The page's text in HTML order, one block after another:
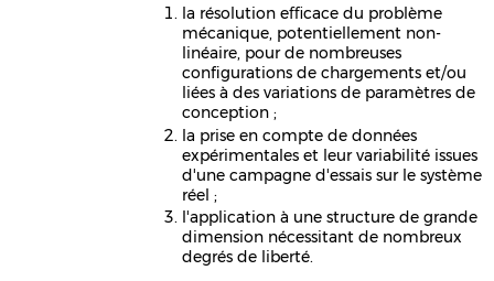
la résolution eﬃcace du problème
mécanique, potentiellement non-
linéaire, pour de nombreuses
conﬁgurations de chargements et/ou
liées à des variations de paramètres de
conception ;
la prise en compte de données
expérimentales et leur variabilité issues
d'une campagne d'essais sur le système
réel ;
l'application à une structure de grande
dimension nécessitant de nombreux
degrés de liberté.